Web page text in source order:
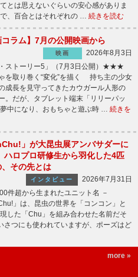
とは思えないぐらいの安心感がありま
、百合とはそれぞれの … 続きを読む
コラム】7月の公開映画から
映画
2026年8月3日
・ストーリー5」（7月3日公開）★★★
を取り巻く“変化”を描く 持ち主の少女
成長を見守ってきたカウガール人形の
。だが、タブレット端末「リリーパッ
中になり、おもちゃと遊ぶ時 … 続きを
」が大昆虫展アンバサダーに
ハロプロ研修生から羽化した4匹
その先とは
インタビュー
2026年7月31日
件超から生まれたユニット名 －
」は、昆虫の世界を「コンコン」と
した「Chu」を組み合わせた名前だそ
さつにも使われていますが、ポーズはど
more »